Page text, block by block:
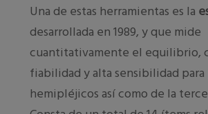
Una de estas herramientas es la
desarrollada en 1989, y que mide
cuantitativamente el equilibrio,
fiabilidad y alta sensibilidad
hemipléjicos así como de la